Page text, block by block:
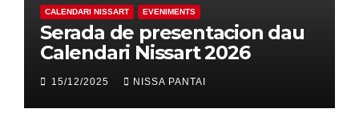
CALENDARI NISSART EVENIMENTS
Serada de presentacion dau
Calendari Nissart 2026
15/12/2025 NISSA PANTAI